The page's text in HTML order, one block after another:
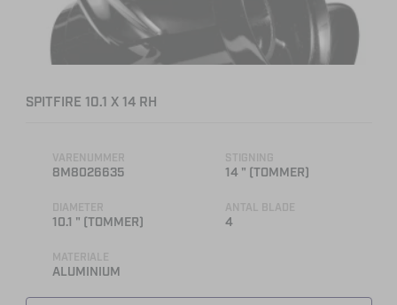
SPITFIRE 10.1 X 14 RH
VARENUMMER
8M8026635
STIGNING
14 " (TOMMER)
DIAMETER
10.1 " (TOMMER)
ANTAL BLADE
4
MATERIALE
ALUMINIUM